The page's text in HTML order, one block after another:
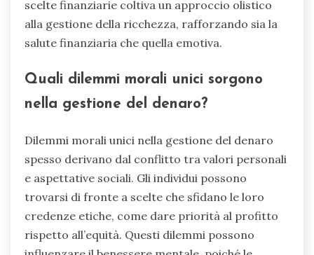
scelte finanziarie coltiva un approccio olistico
alla gestione della ricchezza, rafforzando sia la
salute finanziaria che quella emotiva.
Quali dilemmi morali unici sorgono
nella gestione del denaro?
Dilemmi morali unici nella gestione del denaro
spesso derivano dal conflitto tra valori personali
e aspettative sociali. Gli individui possono
trovarsi di fronte a scelte che sfidano le loro
credenze etiche, come dare priorità al profitto
rispetto all’equità. Questi dilemmi possono